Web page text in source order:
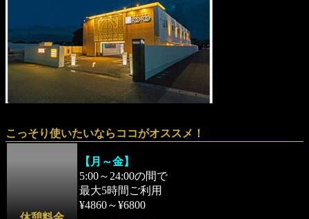
こっそり使いたいならココがオススメ！
【月～金】
5:00～24:00の間で
最大5時間ご利用
¥4860～¥6800